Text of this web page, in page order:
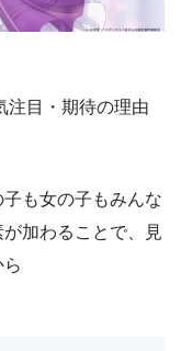
注目・期待の理由
も女の子もみんな
加わることで、見